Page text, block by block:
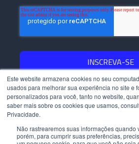
Este website armazena cookies no seu
usados ​​para melhorar sua experiência no site e
personalizados para você, tanto no website,
saber mais sobre os cookies que usamos,
Privacidade.
Não rastrearemos suas informações quando
porém, para cumprir suas preferências,
Copyright © 2023 - Allídem - Todos
Políticas de Privacidade |
Mapa do Blog